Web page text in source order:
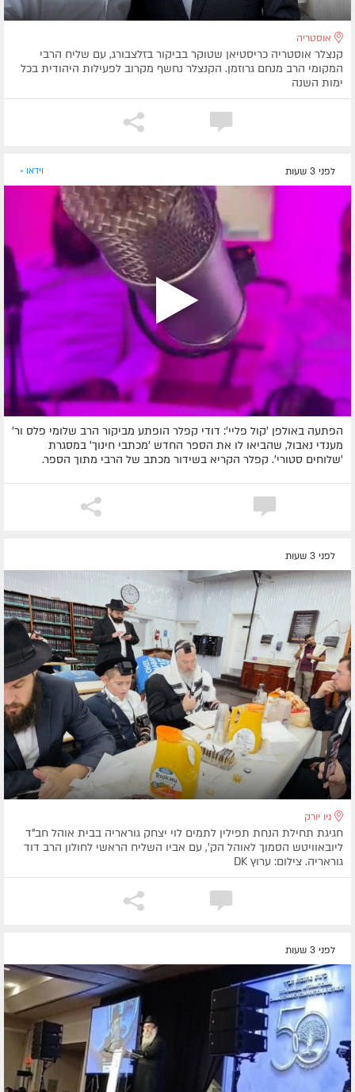
אוסטריה
קנצלר אוסטריה כריסטיאן שטוקר בביקור בזלצבורג, עם שליח הרבי
המקומי הרב מנחם גרוזמן. הקנצלר נחשף מקרוב לפעילות היהודית בכל
ימות השנה
לפני 3 שעות וידאו »
הפתעה באולפן 'קול פליי': דודי קפלר הופתע מביקור הרב שלומי פלס ור'
מענדי נאבול, שהביאו לו את הספר החדש 'מכתבי חינוך' במסגרת
'שלוחים סטורי'. קפלר הקריא בשידור מכתב של הרבי מתוך הספר.
לפני 3 שעות
ניו יורק
חגיגת תחילת הנחת תפילין לתמים לוי יצחק גוראריה בבית אוהל חב"ד
ליובאוויטש הסמוך לאוהל הק', עם אביו השליח הראשי לחולון הרב דוד
גוראריה. צילום: ערוץ DK
לפני 3 שעות